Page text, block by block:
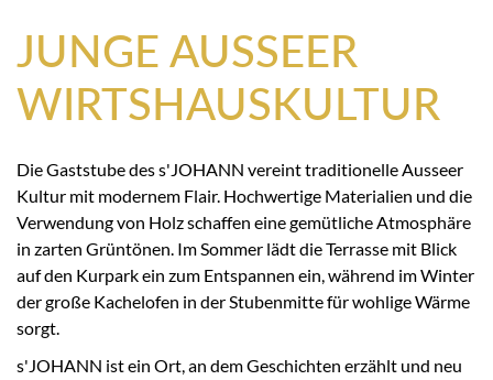
JUNGE AUSSEER
WIRTSHAUSKULTUR
Die Gaststube des s'JOHANN vereint traditionelle Ausseer
Kultur mit modernem Flair. Hochwertige Materialien und die
Verwendung von Holz schaffen eine gemütliche Atmosphäre
in zarten Grüntönen. Im Sommer lädt die Terrasse mit Blick
auf den Kurpark ein zum Entspannen ein, während im Winter
der große Kachelofen in der Stubenmitte für wohlige Wärme
sorgt.
s'JOHANN ist ein Ort, an dem Geschichten erzählt und neu